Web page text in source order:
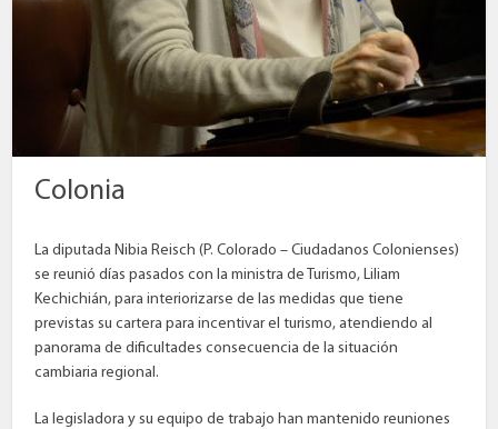
Colonia
La diputada Nibia Reisch (P. Colorado – Ciudadanos Colonienses)
se reunió días pasados con la ministra de Turismo, Liliam
Kechichián, para interiorizarse de las medidas que tiene
previstas su cartera para incentivar el turismo, atendiendo al
panorama de dificultades consecuencia de la situación
cambiaria regional.
La legisladora y su equipo de trabajo han mantenido reuniones